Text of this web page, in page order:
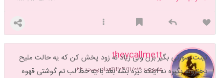
theycallmett
عضویت: 1404/11/03 تعداد پست: 66
تینت صورتی بگیر بزن ولی زیاد نه زود پخش کن که یه حالت ملیح
دخترونه بگیره نه اینکه تیره بشه بعد با یه خط لب تم گوشتی قهوه